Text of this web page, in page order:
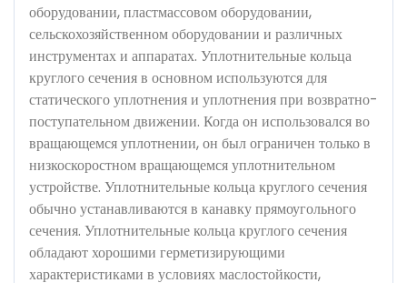
оборудовании, пластмассовом оборудовании,
сельскохозяйственном оборудовании и различных
инструментах и ​​аппаратах. Уплотнительные кольца
круглого сечения в основном используются для
статического уплотнения и уплотнения при возвратно-
поступательном движении. Когда он использовался во
вращающемся уплотнении, он был ограничен только в
низкоскоростном вращающемся уплотнительном
устройстве. Уплотнительные кольца круглого сечения
обычно устанавливаются в канавку прямоугольного
сечения. Уплотнительные кольца круглого сечения
обладают хорошими герметизирующими
характеристиками в условиях маслостойкости,